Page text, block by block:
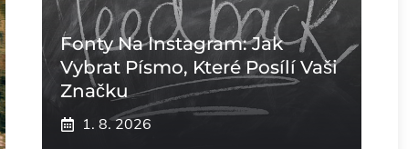
Fonty Na Instagram: Jak
Vybrat Písmo, Které Posílí Vaši
Značku
1. 8. 2026